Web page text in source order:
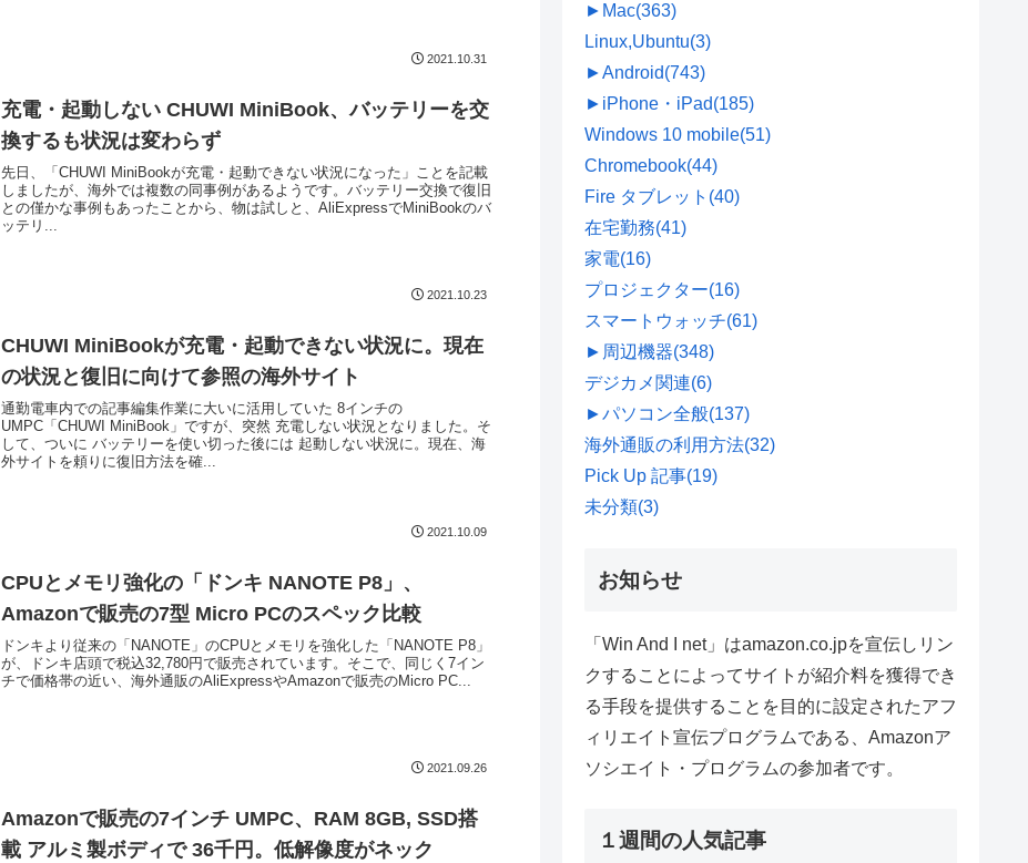
2021.10.31
充電・起動しない CHUWI MiniBook、バッテリーを交
換するも状況は変わらず
先日、「CHUWI MiniBookが充電・起動できない状況になった」ことを記載
しましたが、海外では複数の同事例があるようです。バッテリー交換で復旧
との僅かな事例もあったことから、物は試しと、AliExpressでMiniBookのバ
ッテリ...
2021.10.23
CHUWI MiniBookが充電・起動できない状況に。現在
の状況と復旧に向けて参照の海外サイト
通勤電車内での記事編集作業に大いに活用していた 8インチの
UMPC「CHUWI MiniBook」ですが、突然 充電しない状況となりました。そ
して、ついに バッテリーを使い切った後には 起動しない状況に。現在、海
外サイトを頼りに復旧方法を確...
2021.10.09
CPUとメモリ強化の「ドンキ NANOTE P8」、
Amazonで販売の7型 Micro PCのスペック比較
ドンキより従来の「NANOTE」のCPUとメモリを強化した「NANOTE P8」
が、ドンキ店頭で税込32,780円で販売されています。そこで、同じく7イン
チで価格帯の近い、海外通販のAliExpressやAmazonで販売のMicro PC...
2021.09.26
Amazonで販売の7インチ UMPC、RAM 8GB, SSD搭
載 アルミ製ボディで 36千円。低解像度がネック
► Mac(363)
Linux,Ubuntu(3)
►Android(743)
► iPhone・iPad(185)
Windows 10 mobile(51)
Chromebook(44)
Fire タブレット (40)
在宅勤務(41)
家電(16)
プロジェクター(16)
スマートウォッチ(61)
► 周辺機器(348)
デジカメ関連(6)
►パソコン全般(137)
海外通販の利用方法(32)
Pick Up 記事(19)
未分類(3)
お知らせ
「Win And I net」はamazon.co.jpを宣伝しリン
クすることによってサイトが紹介料を獲得でき
る手段を提供することを目的に設定されたアフ
ィリエイト宣伝プログラムである、Amazonア
ソシエイト・プログラムの参加者です。
１週間の人気記事